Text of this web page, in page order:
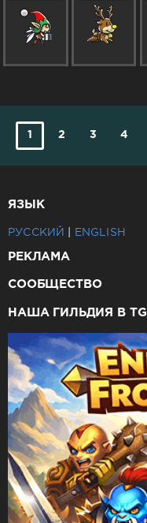
1 2 3 4
ЯЗЫК
РУССКИЙ ENGLISH
РЕКЛАМА
СООБЩЕСТВО
НАША ГИЛЬДИЯ В TG